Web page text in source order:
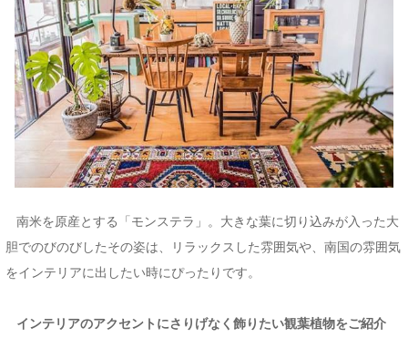
南米を原産とする「モンステラ」。大きな葉に切り込みが入った大
胆でのびのびしたその姿は、リラックスした雰囲気や、南国の雰囲気
をインテリアに出したい時にぴったりです。
インテリアのアクセントにさりげなく飾りたい観葉植物をご紹介